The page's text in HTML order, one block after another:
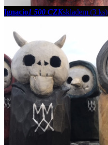
Ignacio1 500 CZKskladem (3 ks)